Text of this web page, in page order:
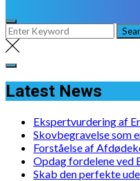
Latest News
Ekspertvurdering af
Skovbegravelse som
Forståelse af
Opdag fordelene ved
Skab den perfekte